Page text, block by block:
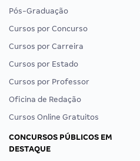
Pós-Graduação
Cursos por Concurso
Cursos por Carreira
Cursos por Estado
Cursos por Professor
Oficina de Redação
Cursos Online Gratuitos
CONCURSOS PÚBLICOS EM
DESTAQUE